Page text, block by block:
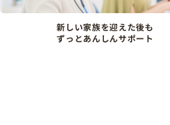
新しい家族を迎えた後も
ずっとあんしんサポート